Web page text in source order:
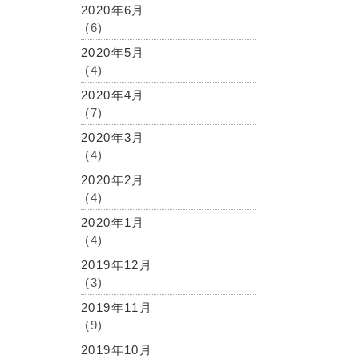
2020年6月
(6)
2020年5月
(4)
2020年4月
(7)
2020年3月
(4)
2020年2月
(4)
2020年1月
(4)
2019年12月
(3)
2019年11月
(9)
2019年10月